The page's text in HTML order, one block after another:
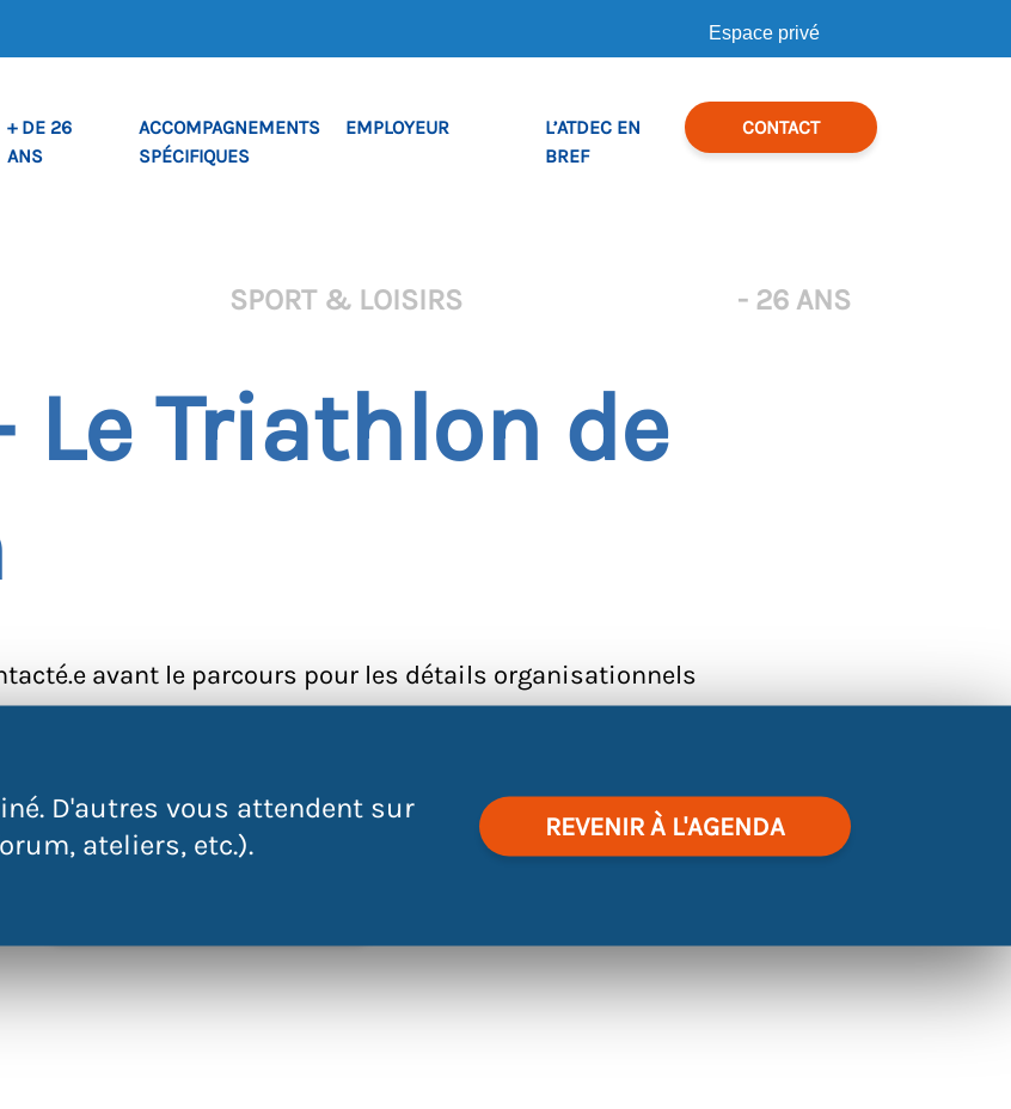
Espace privé
+ DE 26
ANS
ACCOMPAGNEMENTS
SPÉCIFIQUES
EMPLOYEUR
L’ATDEC EN
BREF
CONTACT
D'autres vous attendent sur
ateliers, etc.).
REVENIR À L'AGENDA
SPORT & LOISIRS - 26 ANS
Le Triathlon de
avant le parcours pour les détails organisationnels